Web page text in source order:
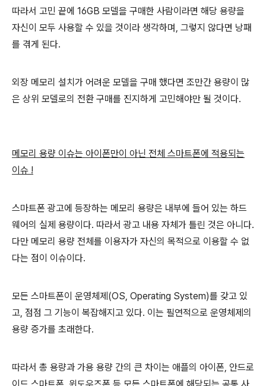
따라서 고민 끝에 16GB 모델을 구매한 사람이라면 해당 용량을
자신이 모두 사용할 수 있을 것이라 생각하며, 그렇지 않다면 낭패
를 겪게 된다.
외장 메모리 설치가 어려운 모델을 구매 했다면 조만간 용량이 많
은 상위 모델로의 전환 구매를 진지하게 고민해야만 될 것이다.
메모리 용량 이슈는 아이폰만이 아닌 전체 스마트폰에 적용되는
이슈 !
스마트폰 광고에 등장하는 메모리 용량은 내부에 들어 있는 하드
웨어의 실제 용량이다. 따라서 광고 내용 자체가 틀린 것은 아니다.
다만 메모리 용량 전체를 이용자가 자신의 목적으로 이용할 수 없
다는 점이 이슈이다.
모든 스마트폰이 운영체제(OS, Operating System)를 갖고 있
고, 점점 그 기능이 복잡해지고 있다. 이는 필연적으로 운영체제의
용량 증가를 초래한다.
따라서 총 용량과 가용 용량 간의 큰 차이는 애플의 아이폰, 안드로